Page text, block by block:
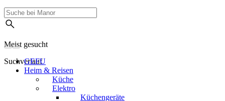
Meist gesucht
Suchverlauf
GEFU
Heim & Reisen
Küche
Elektro
Küchengeräte